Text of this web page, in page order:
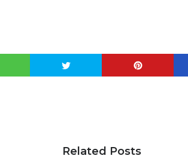
Related Posts